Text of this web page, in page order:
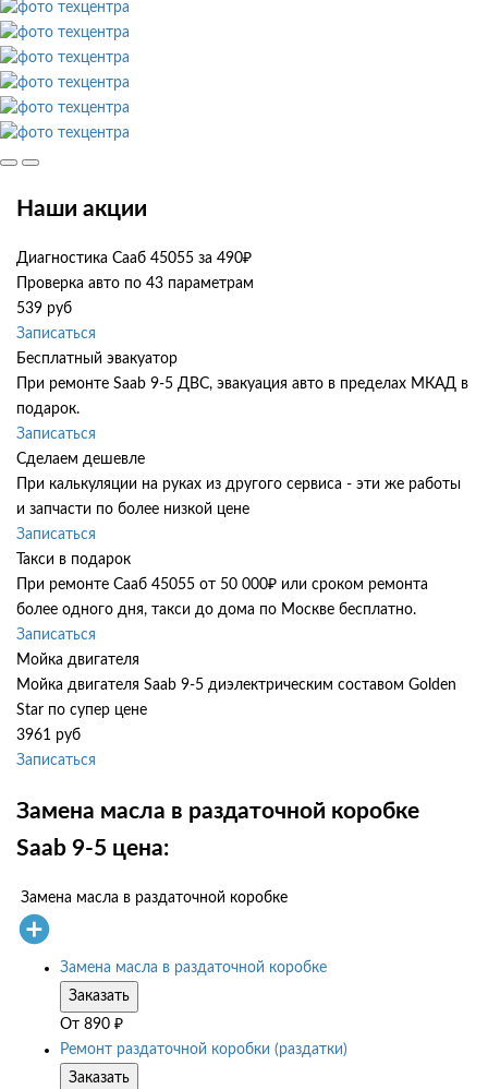
Наши акции
Диагностика Сааб 45055 за 490₽
Проверка авто по 43 параметрам
539 руб
Записаться
Бесплатный эвакуатор
При ремонте Saab 9-5 ДВС, эвакуация авто в пределах МКАД в
подарок.
Записаться
Сделаем дешевле
При калькуляции на руках из другого сервиса - эти же работы
и запчасти по более низкой цене
Записаться
Такси в подарок
При ремонте Сааб 45055 от 50 000₽ или сроком ремонта
более одного дня, такси до дома по Москве бесплатно.
Записаться
Мойка двигателя
Мойка двигателя Saab 9-5 диэлектрическим составом Golden
Star по супер цене
3961 руб
Записаться
Замена масла в раздаточной коробке
Saab 9-5 цена:
Замена масла в раздаточной коробке
Замена масла в раздаточной коробке
Заказать
От 890 ₽
Ремонт раздаточной коробки (раздатки)
Заказать